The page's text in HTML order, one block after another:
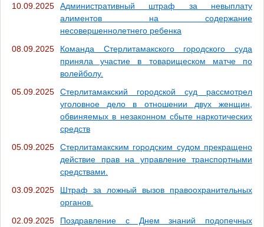
10.09.2025
Административный штраф за невыплату
алиментов на содержание
несовершеннолетнего ребенка
08.09.2025
Команда Стерлитамакского городского суда
приняла участие в товарищеском матче по
волейболу.
05.09.2025
Стерлитамакский городской суд рассмотрел
уголовное дело в отношении двух женщин,
обвиняемых в незаконном сбыте наркотических
средств
05.09.2025
Стерлитамакским городским судом прекращено
действие прав на управление транспортными
средствами.
03.09.2025
Штраф за ложный вызов правоохранительных
органов.
02.09.2025
Поздравление с Днем знаний подопечных